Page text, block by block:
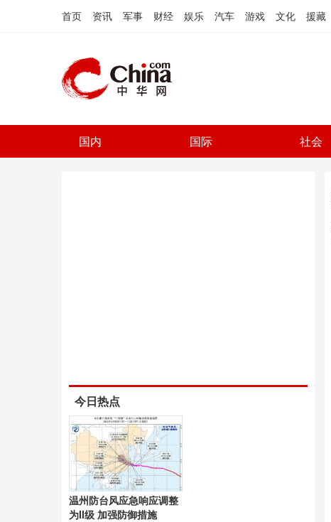
首页 资讯 军事 财经 娱乐 汽车 游戏 文化 援藏
国内 国际 社会
今日热点
温州防台风应急响应调整
为II级 加强防御措施